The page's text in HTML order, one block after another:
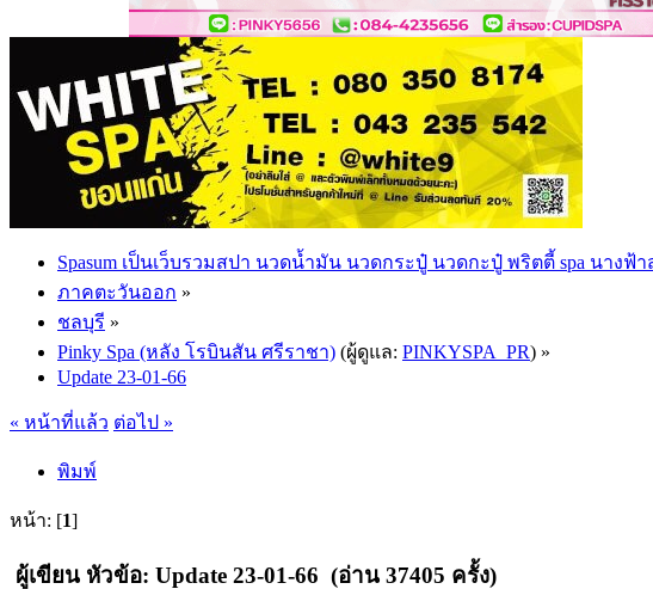
Spasum เป็นเว็บรวมสปา นวดน้ำมัน นวดกระปู๋ นวดกะปู๋ พริตตี้ spa นา
ภาคตะวันออก »
ชลบุรี »
Pinky Spa (หลัง โรบินสัน ศรีราชา) (ผู้ดูแล: PINKYSPA_PR) »
Update 23-01-66
« หน้าที่แล้ว ต่อไป »
พิมพ์
หน้า: [1]
ผู้เขียน หัวข้อ: Update 23-01-66 (อ่าน 37405 ครั้ง)